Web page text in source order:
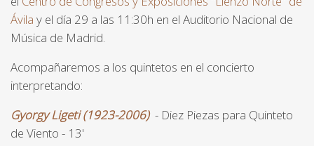
Ávila y el día 29 a las 11:30h en el Auditorio Nacional de
Música de Madrid.
Acompañaremos a los quintetos en el concierto
interpretando:
Gyorgy Ligeti (1923-2006) - Diez Piezas para Quinteto
de Viento - 13'